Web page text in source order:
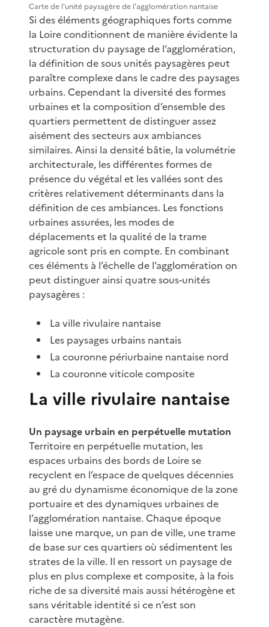
Carte de l'unité paysagère de l'agglomération nantaise
Si des éléments géographiques forts comme
la Loire conditionnent de manière évidente la
structuration du paysage de l’agglomération,
la définition de sous unités paysagères peut
paraître complexe dans le cadre des paysages
urbains. Cependant la diversité des formes
urbaines et la composition d’ensemble des
quartiers permettent de distinguer assez
aisément des secteurs aux ambiances
similaires. Ainsi la densité bâtie, la volumétrie
architecturale, les différentes formes de
présence du végétal et les vallées sont des
critères relativement déterminants dans la
définition de ces ambiances. Les fonctions
urbaines assurées, les modes de
déplacements et la qualité de la trame
agricole sont pris en compte. En combinant
ces éléments à l’échelle de l’agglomération on
peut distinguer ainsi quatre sous-unités
paysagères :
La ville rivulaire nantaise
Les paysages urbains nantais
La couronne périurbaine nantaise nord
La couronne viticole composite
La ville rivulaire nantaise
Un paysage urbain en perpétuelle mutation
Territoire en perpétuelle mutation, les
espaces urbains des bords de Loire se
recyclent en l’espace de quelques décennies
au gré du dynamisme économique de la zone
portuaire et des dynamiques urbaines de
l’agglomération nantaise. Chaque époque
laisse une marque, un pan de ville, une trame
de base sur ces quartiers où sédimentent les
strates de la ville. Il en ressort un paysage de
plus en plus complexe et composite, à la fois
riche de sa diversité mais aussi hétérogène et
sans véritable identité si ce n’est son
caractère mutagène.